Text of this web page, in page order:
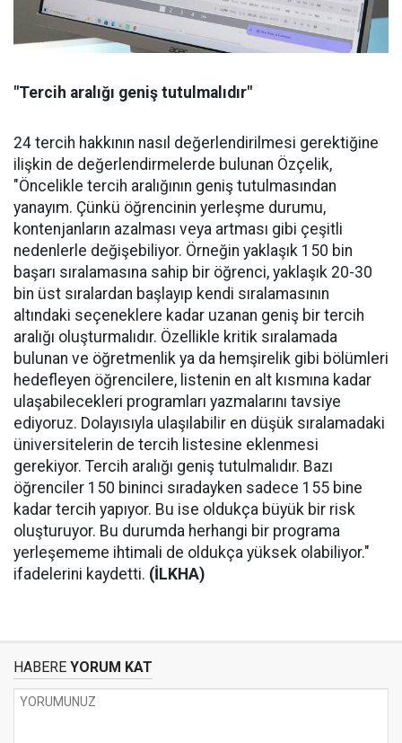
"Tercih aralığı geniş tutulmalıdır"
24 tercih hakkının nasıl değerlendirilmesi gerektiğine
ilişkin de değerlendirmelerde bulunan Özçelik,
"Öncelikle tercih aralığının geniş tutulmasından
yanayım. Çünkü öğrencinin yerleşme durumu,
kontenjanların azalması veya artması gibi çeşitli
nedenlerle değişebiliyor. Örneğin yaklaşık 150 bin
başarı sıralamasına sahip bir öğrenci, yaklaşık 20-30
bin üst sıralardan başlayıp kendi sıralamasının
altındaki seçeneklere kadar uzanan geniş bir tercih
aralığı oluşturmalıdır. Özellikle kritik sıralamada
bulunan ve öğretmenlik ya da hemşirelik gibi bölümleri
hedefleyen öğrencilere, listenin en alt kısmına kadar
ulaşabilecekleri programları yazmalarını tavsiye
ediyoruz. Dolayısıyla ulaşılabilir en düşük sıralamadaki
üniversitelerin de tercih listesine eklenmesi
gerekiyor. Tercih aralığı geniş tutulmalıdır. Bazı
öğrenciler 150 bininci sıradayken sadece 155 bine
kadar tercih yapıyor. Bu ise oldukça büyük bir risk
oluşturuyor. Bu durumda herhangi bir programa
yerleşememe ihtimali de oldukça yüksek olabiliyor."
ifadelerini kaydetti. (İLKHA)
HABERE YORUM KAT